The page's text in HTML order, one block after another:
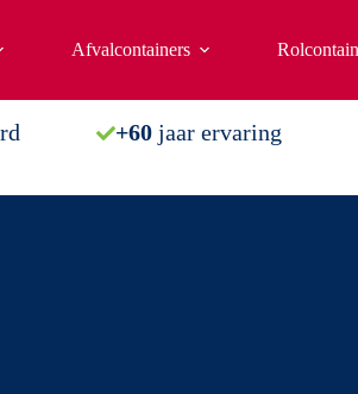
Afvalcontainers
+60jaar ervaring